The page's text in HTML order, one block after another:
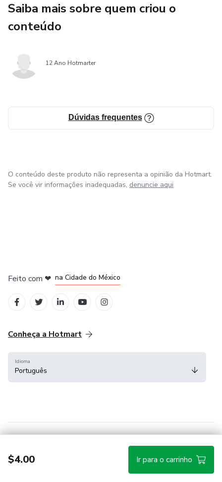
Saiba mais sobre quem criou o
conteúdo
12 Ano Hotmarter
Dúvidas frequentes
$4.00 Ir para o carrinho
O conteúdo deste produto não representa a opinião da Hotmart.
Se você vir informações inadequadas, denuncie aqui
Feito com ❤ na Cidade do México
Conheça a Hotmart
Idioma
Português
Hotmart — 2011-2026 © Todos os direitos reservados.